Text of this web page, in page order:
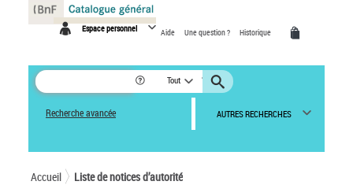
Espace personnel Aide Une question ? Historique
Tout
Recherche avancée AUTRES RECHERCHES
Accueil Liste de notices d’autorité
Panneau de gestion des cookies